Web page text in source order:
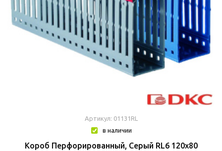
Артикул: 01131RL
в наличии
Короб Перфорированный, Серый RL6 120x80